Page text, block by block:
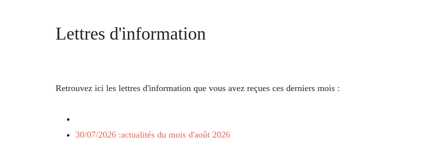
Lettres d'information
Retrouvez ici les lettres d'information que vous avez reçues ces derniers mois :
30/07/2026 :actualités du mois d'août 2026